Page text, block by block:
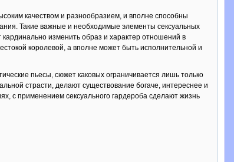
качеством и разнообразием, и вполне способны
Такие важные и необходимые элементы сексуальных
кардинально изменить образ и характер отношений в
королевой, а вполне может быть исполнительной и
пьесы, сюжет каковых ограничивается лишь только
страсти, делают существование богаче, интереснее и
с применением сексуального гардероба сделают жизнь